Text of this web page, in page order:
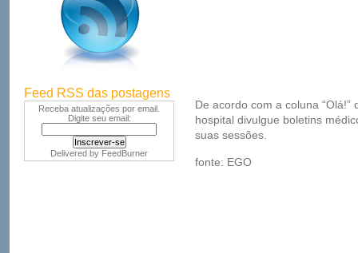
Feed RSS das postagens
Receba atualizações por email.
Digite seu email:
Delivered by FeedBurner
De acordo com a coluna
hospital divulgue boletins
suas sessões.
fonte: EGO